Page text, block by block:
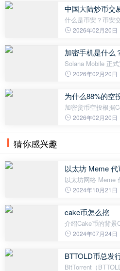
试10.8万美元阻力
中国大陆炒币交
什么是币安？币安交易平台概
是币安？币安目前
币 BNB。 币安目
2026年02月20日
加密手机是什么
Solana Mobile 正
的停产，此举在加
新已停止。由于与
2026年02月20日
为什么88%的空
加密货币空投根据
币听起来常常像是
2026年02月20日
猜你感兴趣
以太坊 Meme
以太坊网络 Meme
多签钱包中 5% 的
2024年10月21日
cake币怎么挖
介绍Cake币的背景
（Binance Smart
术，具备了更高的
2024年07月24日
BTTOLD币总发
BitTorrent（